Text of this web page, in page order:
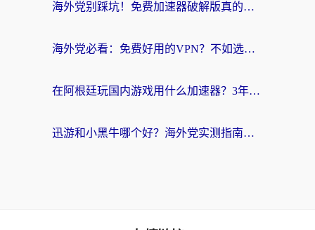
海外党别踩坑！免费加速器破解版真的能用？教你无缝访问国内资源的正确姿势
海外党必看：免费好用的VPN？不如选对转国内加速器实现无缝追剧
在阿根廷玩国内游戏用什么加速器？3年海外党亲测实用指南
迅游和小黑牛哪个好？海外党实测指南，选对中国地址加速器才能无缝刷国内资源